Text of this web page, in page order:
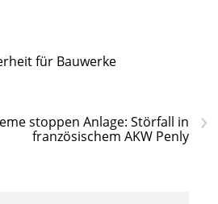
für Bauwerke
›
stoppen Anlage: Störfall in
französischem AKW Penly